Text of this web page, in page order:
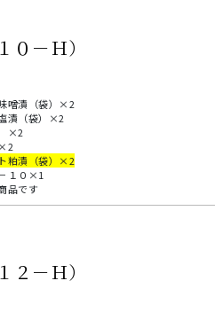
－Ｈ）
噌漬（袋）×2
漬（袋）×2
×2
粕漬（袋）×2
１０×1
品です
－Ｈ）